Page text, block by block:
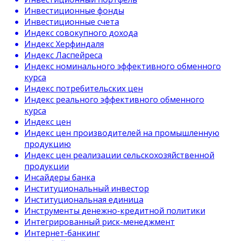
Инвестиционные фонды
Инвестиционные счета
Индекс совокупного дохода
Индекс Херфиндаля
Индекс Ласпейреса
Индекс номинального эффективного обменного
курса
Индекс потребительских цен
Индекс реального эффективного обменного
курса
Индекс цен
Индекс цен производителей на промышленную
продукцию
Индекс цен реализации сельскохозяйственной
продукции
Инсайдеры банка
Институциональный инвестор
Институциональная единица
Инструменты денежно-кредитной политики
Интегрированный риск-менеджмент
Интернет-банкинг